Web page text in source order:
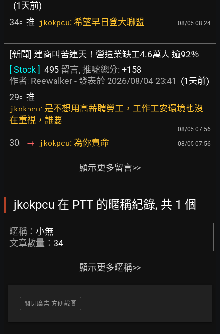
(1天前)
34F 推 jkokpcu: 希望早日登大聯盟 08/05 08:24
[新聞] 建商叫苦連天！營造業缺工4.6萬人 逾92％
[ Stock ] 495 留言, 推噓總分: +158
作者: Reewalker- 發表於 2026/08/04 23:41 (1天前)
29F 推
jkokpcu: 是不想用高薪聘勞工，工作工安環境也沒
在重視，誰要
08/05 07:56
30F → jkokpcu: 為你賣命 08/05 07:56
顯示更多留言>>
jkokpcu 在 PTT 的暱稱紀錄, 共 1 個
暱稱： 小無
文章數量： 34
顯示更多暱稱>>
關閉廣告 方便截圖